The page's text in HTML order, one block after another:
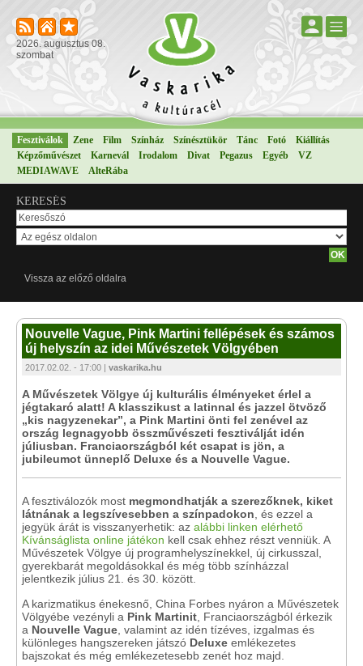
2026. augusztus 08.
szombat
Fesztiválok Zene Film Színház Színésztükör Tánc Fotó
Kiállítás
Képzőművészet
Karnevál Irodalom Divat Pegazus Egyéb
VZ
MEDIAWAVE
AlteRába
KERESÉS
Vissza az előző oldalra
Nouvelle Vague, Pink Martini fellépések és számos
új helyszín az idei Művészetek Völgyében
2017.02.02. - 17:00 | vaskarika.hu
A Művészetek Völgye új kulturális élményeket érlel a
jégtakaró alatt! A klasszikust a latinnal és jazzel ötvöző
„kis nagyzenekar”, a Pink Martini önti fel zenével az
ország legnagyobb összművészeti fesztiválját idén
júliusban. Franciaországból két csapat is jön, a
jubileumot ünneplő Deluxe és a Nouvelle Vague.
A fesztiválozók most megmondhatják a szerezőknek, kiket
látnának a legszívesebben a színpadokon , és ezzel a
jegyük árát is visszanyerhetik: az alábbi linken elérhető
Kívánságlista online játékon kell csak ehhez részt venniük. A
Művészetek Völgye új programhelyszínekkel, új cirkusszal,
gyerekbarát megoldásokkal és még több színházzal
jelentkezik július 21. és 30. között.
A karizmatikus énekesnő, China Forbes nyáron a Művészetek
Völgyébe vezényli a Pink Martinit , Franciaországból érkezik
a Nouvelle Vague , valamint az idén tízéves, izgalmas és
különleges hangszereken játszó Deluxe emlékezetes
bajszokat és még emlékezetesebb zenét hoz majd.